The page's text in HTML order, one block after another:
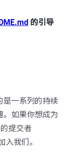
的引导
是一系列的持续
。如果你想成为
提交者
我们。